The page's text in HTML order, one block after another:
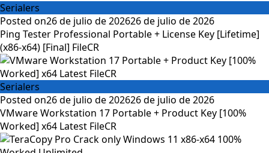
Serialers
Posted on26 de julio de 202626 de julio de 2026
Ping Tester Professional Portable + License Key [Lifetime]
(x86-x64) [Final] FileCR
Serialers
Posted on26 de julio de 202626 de julio de 2026
VMware Workstation 17 Portable + Product Key [100%
Worked] x64 Latest FileCR